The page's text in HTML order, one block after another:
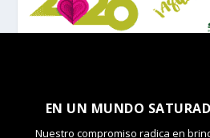
EN UN MUNDO
Nuestro compromiso radica en